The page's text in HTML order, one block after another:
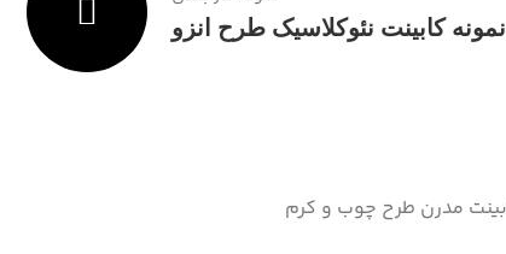
نمونه کابینت نئوکلاسیک طرح انزو